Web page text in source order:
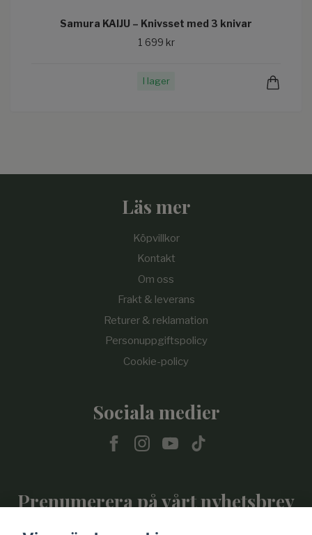
Samura KAIJU – Knivsset med 3 knivar
1 699 kr
I lager
Läs mer
Köpvillkor
Kontakt
Om oss
Frakt & leverans
Returer & reklamation
Personuppgiftspolicy
Cookie-policy
Sociala medier
Prenumerera på vårt nyhetsbrev